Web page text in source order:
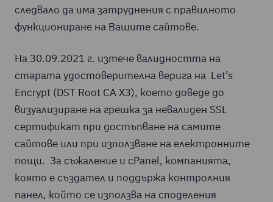
следвало да има затруднения с правилното
функциониране на Вашите сайтове.
На 30.09.2021 г. изтече валидността на
старата удостоверителна верига на Let’s
Encrypt (DST Root CA X3), което доведе до
визуализиране на грешка за невалиден SSL
сертификат при достъпване на самите
сайтове или при използване на електронните
пощи. За съжаление и cPanel, компанията,
която е създател и поддържа контролния
панел, който се използва на споделения